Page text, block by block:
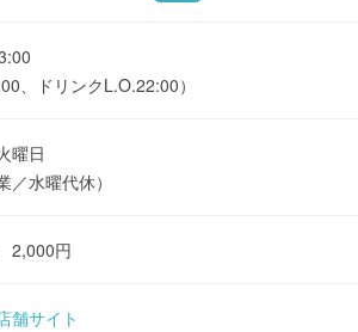
、ドリンクL.O.22:00）
曜日
／水曜代休）
2,000円
舗サイト